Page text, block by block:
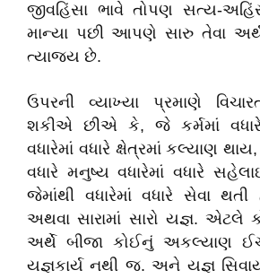
જીવહિંસા ભાવે તોપણ સત્ય-
માન્યા પછી આપણે સારુ તેવા
ત્યાજ્ય છે.
ઉપરની વ્યાખ્યા પ્રમાણે
શકીએ છીએ કે, જે કર્મમાં
વધારેમાં વધારે ક્ષેત્રમાં કલ્યાણ
વધારે મનુષ્ય વધારેમાં વધારે
જેમાંથી વધારેમાં વધારે સેવા
અથવા સારામાં સારો યજ્ઞ. એટલે
અર્થે બીજા કોઈનું અકલ્યાણ
યજ્ઞકાર્ય નથી જ. અને યજ્ઞ